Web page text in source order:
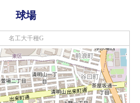
球場
名工大千種G